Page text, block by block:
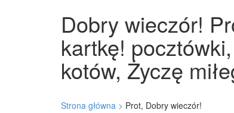
Dobry wieczór!
kartkę!
kotów, Życzę
Strona główna > Prot, Dobry wieczór!